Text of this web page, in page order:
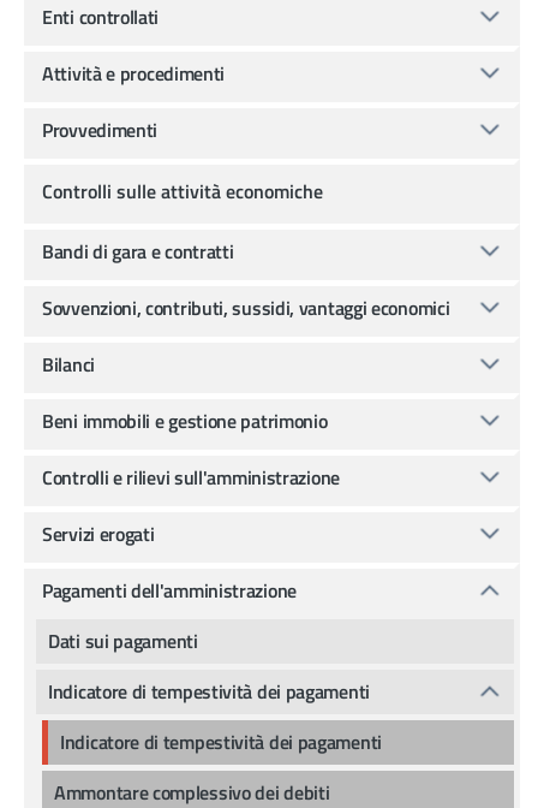
Enti controllati
Attività e procedimenti
Provvedimenti
Controlli sulle attività economiche
Bandi di gara e contratti
Sovvenzioni, contributi, sussidi, vantaggi economici
Bilanci
Beni immobili e gestione patrimonio
Controlli e rilievi sull'amministrazione
Servizi erogati
Pagamenti dell'amministrazione
Dati sui pagamenti
Indicatore di tempestività dei pagamenti
Indicatore di tempestività dei pagamenti
Ammontare complessivo dei debiti